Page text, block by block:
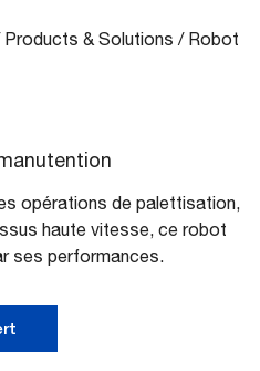
Products & Solutions / Robot
opérations de palettisation,
haute vitesse, ce robot
ses performances.